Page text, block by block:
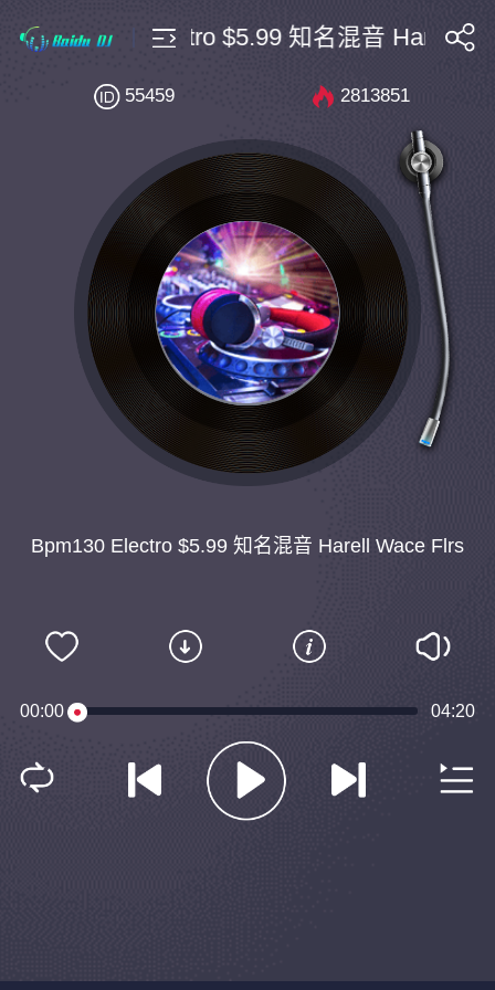
Bpm130 Electro $5.99 知名混音 Harell
Bpm130 Electro $5.99 知名混音 Harell Wace Flrs
55459 2813851
00:00 04:20